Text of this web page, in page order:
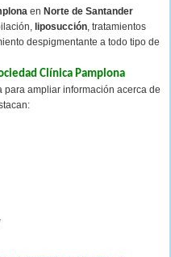
en Norte de Santander
liposucción, tratamientos
despigmentante a todo tipo de
Clínica Pamplona
ampliar información acerca de